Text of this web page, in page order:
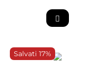
Salvati 17%